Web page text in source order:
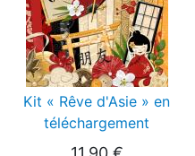
Kit « Rêve d'Asie » en
téléchargement